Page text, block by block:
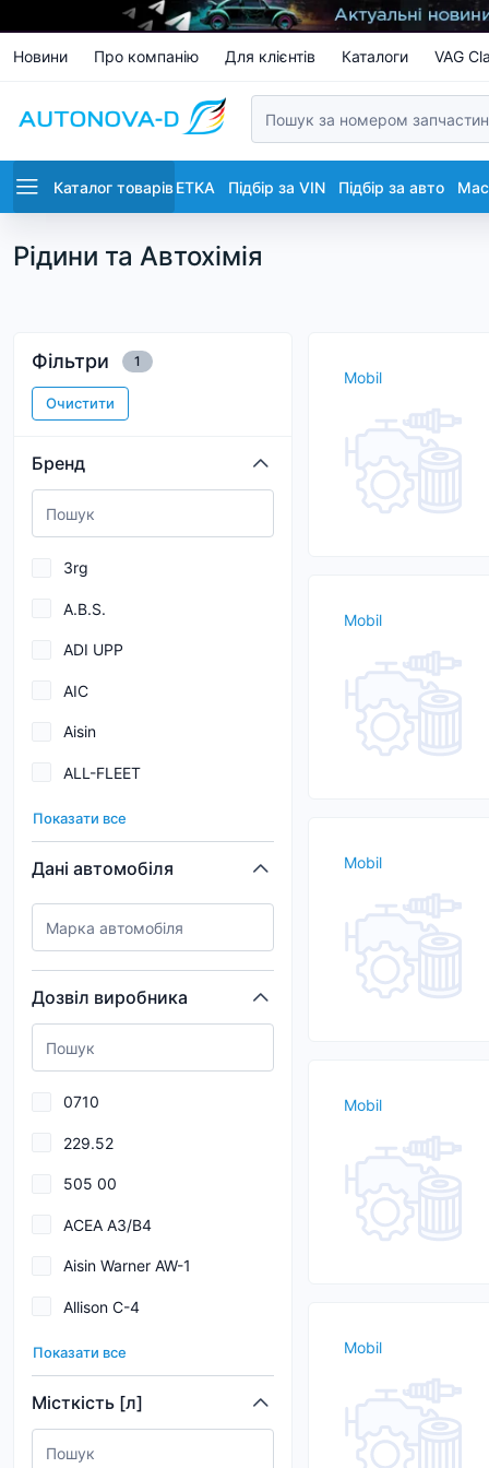
Новини Про компанію Для клієнтів Каталоги VAG
Каталог товарівETKA Підбір за VIN Підбір за авто
Рідини та Автохімія
Фільтри 1
Очистити
Бренд
3rg
A.B.S.
ADI UPP
AIC
Aisin
ALL-FLEET
AND
AutoGuard
BARDAHL
BG
BINDER
BIZOL
Blue Print
BMW
BORGWARNER
BOSCH
Breck
Показати все
Дані автомобіля
Дозвіл виробника
0710
229.52
505 00
ACEA A3/B4
Aisin Warner AW-1
Allison C-4
Allison C4
API SL
Показати все
Місткість [л]
Mobil
Mobil
Mobil
Mobil
Mobil